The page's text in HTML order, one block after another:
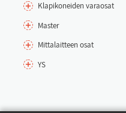
Kla­pi­ko­nei­den va­rao­sat
Mas­ter
Mit­ta­lait­teen osat
YS